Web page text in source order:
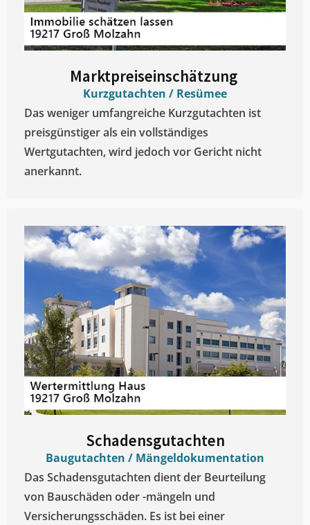
Marktpreiseinschätzung ​
Kurzgutachten / Resümee
Das weniger umfangreiche Kurzgutachten ist
preisgünstiger als ein vollständiges
Wertgutachten, wird jedoch vor Gericht nicht
anerkannt.
Schadensgutachten
Baugutachten / Mängeldokumentation
Das Schadensgutachten dient der Beurteilung
von Bauschäden oder -mängeln und
Versicherungsschäden. Es ist bei einer